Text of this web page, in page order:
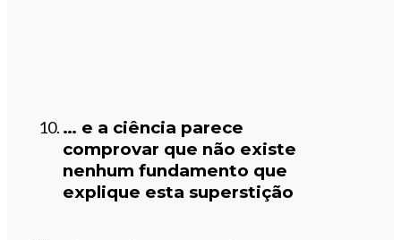
… e a ciência parece
comprovar que não existe
nenhum fundamento que
explique esta superstição